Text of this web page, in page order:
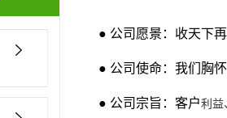
● 公司愿景：收天下
● 公司使命：我们胸
● 公司宗旨：客户利益